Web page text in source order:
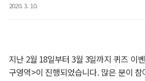
2020. 3. 10.
지난 2월 18일부터 3월 3일까지 퀴즈 이
구영역>이 진행되었습니다. 많은 분이